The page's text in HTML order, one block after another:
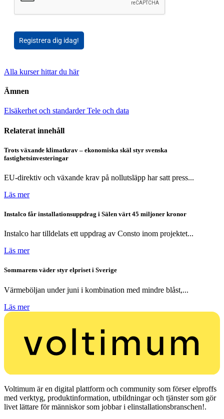
Registrera dig idag!
Alla kurser hittar du här
Ämnen
Elsäkerhet och standarderTele och data
Relaterat innehåll
Trots växande klimatkrav – ekonomiska skäl styr svenska
fastighetsinvesteringar
EU-direktiv och växande krav på nollutsläpp har satt press...
Läs mer
Instalco får installationsuppdrag i Sälen värt 45 miljoner kronor
Instalco har tilldelats ett uppdrag av Consto inom projektet...
Läs mer
Sommarens väder styr elpriset i Sverige
Värmeböljan under juni i kombination med mindre blåst,...
Läs mer
Voltimum är en digital plattform och community som förser elproffs
med verktyg, produktinformation, utbildningar och tjänster som gör
livet lättare för människor som jobbar i elinstallationsbranschen!.